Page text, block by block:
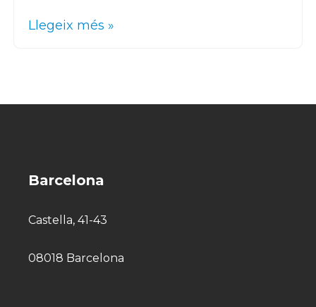
Llegeix més »
Barcelona
Castella, 41-43
08018 Barcelona